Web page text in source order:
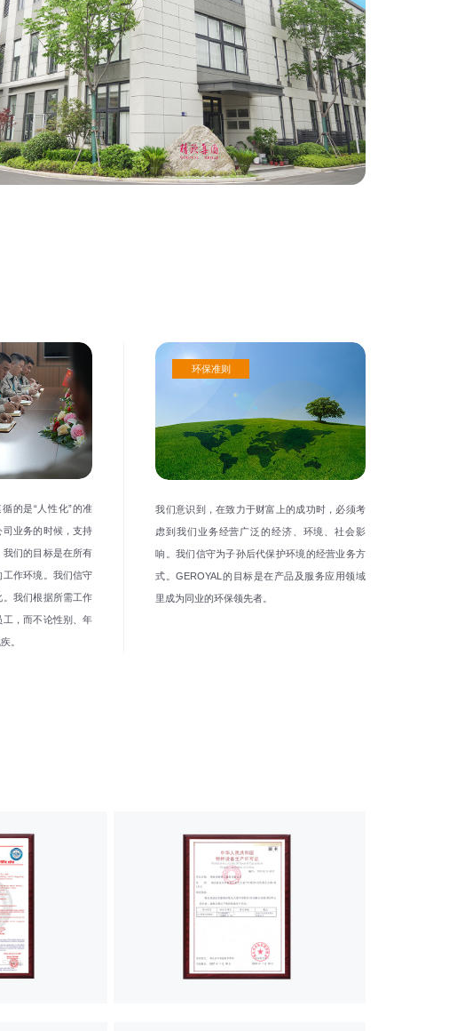
的是“人性化”的准
业务的时候，支持
们的目标是在所有
作环境。我们信守
我们根据所需工作
，而不论性别、年
。
环保准则
我们意识到，在致力于财富上的成功时，必须考
虑到我们业务经营广泛的经济、环境、社会影
响。我们信守为子孙后代保护环境的经营业务方
式。GEROYAL的目标是在产品及服务应用领域
里成为同业的环保领先者。